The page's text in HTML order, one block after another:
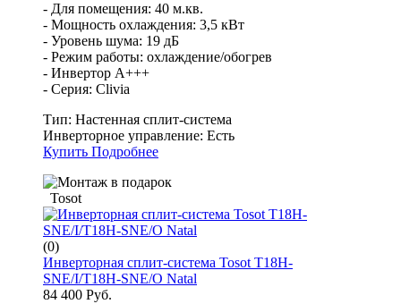
- Для помещения: 40 м.кв.
- Мощность охлаждения: 3,5 кВт
- Уровень шума: 19 дБ
- Режим работы: охлаждение/обогрев
- Инвертор A+++
- Серия: Clivia
Тип: Настенная сплит-система
Инверторное управление: Есть
Купить Подробнее
Tosot
(0)
Инверторная сплит-система Tosot T18H-
SNE/I/T18H-SNE/O Natal
84 400 Руб.